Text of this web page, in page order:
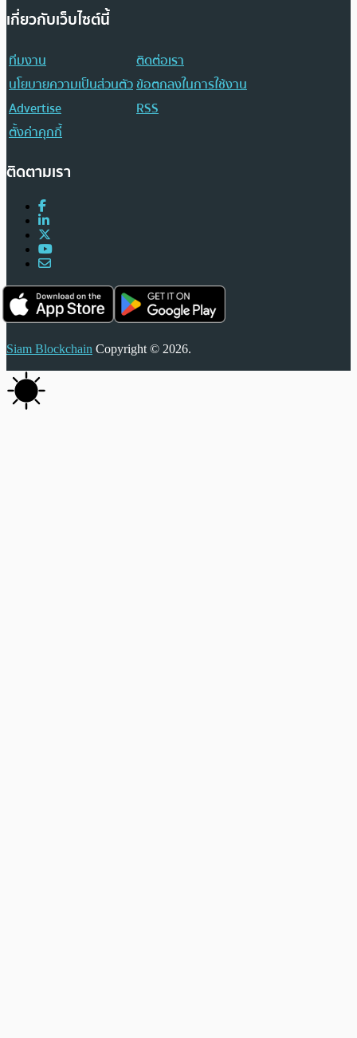
เกี่ยวกับเว็บไซต์นี้
ทีมงาน
ติดต่อเรา
นโยบายความเป็นส่วนตัวข้อตกลงในการใช้งาน
Advertise
RSS
ตั้งค่าคุกกี้
ติดตามเรา
Siam Blockchain Copyright © 2026.